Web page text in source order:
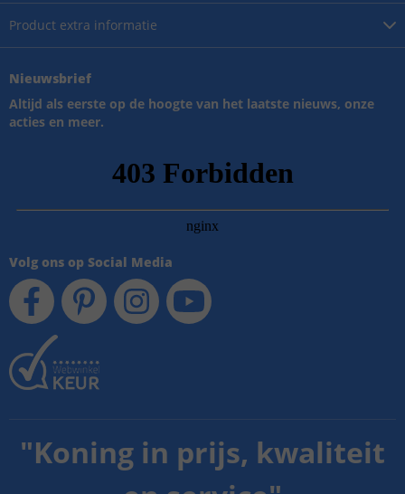
Product extra informatie
Nieuwsbrief
Altijd als eerste op de hoogte van het laatste nieuws, onze
acties en meer.
Volg ons op Social Media
"Koning in prijs, kwaliteit